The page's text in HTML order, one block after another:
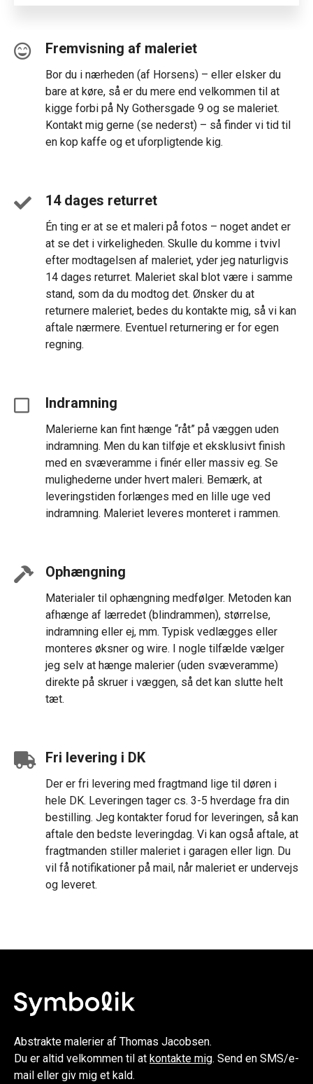
Fremvisning af maleriet
Bor du i nærheden (af Horsens) – eller elsker du
bare at køre, så er du mere end velkommen til at
kigge forbi på Ny Gothersgade 9 og se maleriet.
Kontakt mig gerne (se nederst) – så finder vi tid til
en kop kaffe og et uforpligtende kig.
14 dages returret
Én ting er at se et maleri på fotos – noget andet er
at se det i virkeligheden. Skulle du komme i tvivl
efter modtagelsen af maleriet, yder jeg naturligvis
14 dages returret. Maleriet skal blot være i samme
stand, som da du modtog det. Ønsker du at
returnere maleriet, bedes du kontakte mig, så vi kan
aftale nærmere. Eventuel returnering er for egen
regning.
Indramning
Malerierne kan fint hænge “råt” på væggen uden
indramning. Men du kan tilføje et eksklusivt finish
med en svæveramme i finér eller massiv eg. Se
mulighederne under hvert maleri. Bemærk, at
leveringstiden forlænges med en lille uge ved
indramning. Maleriet leveres monteret i rammen.
Ophængning
Materialer til ophængning medfølger. Metoden kan
afhænge af lærredet (blindrammen), størrelse,
indramning eller ej, mm. Typisk vedlægges eller
monteres øksner og wire. I nogle tilfælde vælger
jeg selv at hænge malerier (uden svæveramme)
direkte på skruer i væggen, så det kan slutte helt
tæt.
Fri levering i DK
Der er fri levering med fragtmand lige til døren i
hele DK. Leveringen tager cs. 3-5 hverdage fra din
bestilling. Jeg kontakter forud for leveringen, så kan
aftale den bedste leveringdag. Vi kan også aftale, at
fragtmanden stiller maleriet i garagen eller lign. Du
vil få notifikationer på mail, når maleriet er undervejs
og leveret.
Abstrakte malerier af Thomas Jacobsen.
Du er altid velkommen til at kontakte mig. Send en SMS/e-
mail eller giv mig et kald.